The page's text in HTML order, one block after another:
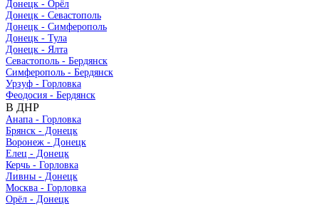
Донецк - Орёл
Донецк - Севастополь
Донецк - Симферополь
Донецк - Тула
Донецк - Ялта
Севастополь - Бердянск
Симферополь - Бердянск
Урзуф - Горловка
Феодосия - Бердянск
В ДНР
Анапа - Горловка
Брянск - Донецк
Воронеж - Донецк
Елец - Донецк
Керчь - Горловка
Ливны - Донецк
Москва - Горловка
Орёл - Донецк